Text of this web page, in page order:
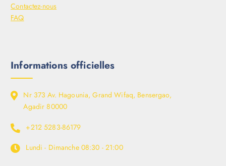
Contactez-nous
FAQ
Informations officielles
Nr 373 Av. Hagounia, Grand Wifaq, Bensergao,
Agadir 80000
+212 5283-86179
Lundi - Dimanche 08:30 - 21:00